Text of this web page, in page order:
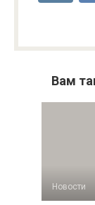
Вам
Новости